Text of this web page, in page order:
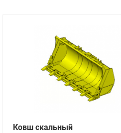
Ковш скальный